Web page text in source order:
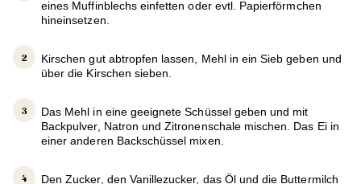
eines Muffinblechs einfetten oder evtl. Papierförmchen
hineinsetzen.
Kirschen gut abtropfen lassen, Mehl in ein Sieb geben und
über die Kirschen sieben.
Das Mehl in eine geeignete Schüssel geben und mit
Backpulver, Natron und Zitronenschale mischen. Das Ei in
einer anderen Backschüssel mixen.
Den Zucker, den Vanillezucker, das Öl und die Buttermilch